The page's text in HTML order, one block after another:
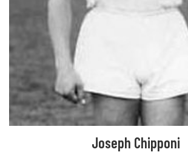
Joseph Chipponi